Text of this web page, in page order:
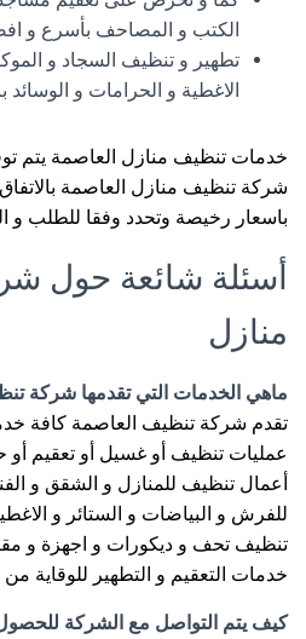
الكتب و المصاحف بأسرع و
تطهير و تنظيف السجاد و
الاغطية و الحرامات و
خدمات تنظيف منازل العاصمة يتم
شركة تنظيف منازل العاصمة
باسعار رخيصة وتحدد وفقا للطلب و
أسئلة شائعة حول
منازل
ماهي الخدمات التي تقدمها شركة
تقدم شركة تنظيف العاصمة كافة
عمليات تنظيف أو غسيل أو تعقيم
أعمال تنظيف للمنازل و الشقق و
للفرش و البياضات و الستائر و
تنظيف تحف و ديكورات و اجهزة و
خدمات التعقيم و التطهير للوقاية
كيف يتم التواصل مع الشركة